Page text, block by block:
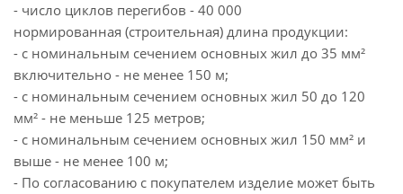
- число циклов перегибов - 40 000
нормированная (строительная) длина продукции:
- с номинальным сечением основных жил до 35 мм²
включительно - не менее 150 м;
- с номинальным сечением основных жил 50 до 120
мм² - не меньше 125 метров;
- с номинальным сечением основных жил 150 мм² и
выше - не менее 100 м;
- По согласованию с покупателем изделие может быть